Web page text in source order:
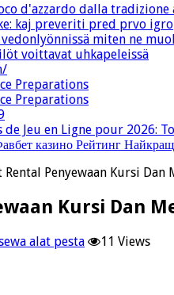
d'azzardo dalla
kaj preveriti pred prvo igro
miten ne
voittavat uhkapeleissä
Preparations
Preparations
Jeu en Ligne pour 2026:
казино Рейтинг
Rental Penyewaan Kursi
Kursi Dan
alat pesta
11 Views